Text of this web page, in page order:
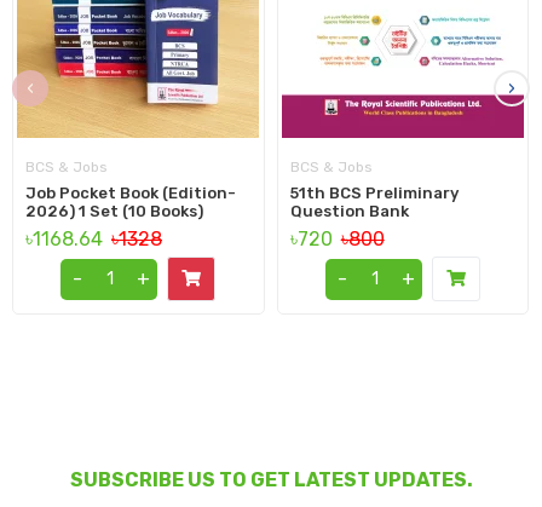
BCS & Jobs
Job Pocket Book (Edition-
2026) 1 Set (10 Books)
৳1168.64 ৳1328
-
+
BCS & Jobs
51th BCS Preliminary
Question Bank
৳720 ৳800
-
+
‹ ›
SUBSCRIBE US TO GET LATEST UPDATES.